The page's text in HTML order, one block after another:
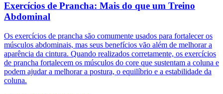
Exercícios de Prancha: Mais do que um Treino
Abdominal
Os exercícios de prancha são comumente usados para fortalecer os
músculos abdominais, mas seus benefícios vão além de melhorar a
aparência da cintura. Quando realizados corretamente, os exercícios
de prancha fortalecem os músculos do core que sustentam a coluna e
podem ajudar a melhorar a postura, o equilíbrio e a estabilidade da
coluna.